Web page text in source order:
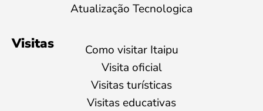
Atualização Tecnologica
Visitas
Como visitar Itaipu
Visita oficial
Visitas turísticas
Visitas educativas